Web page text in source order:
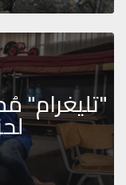
"تليغرام"